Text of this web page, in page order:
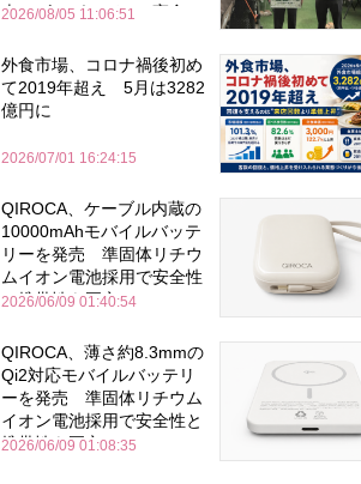
森のビアガーデンで実食
2026/08/05 11:06:51
外食市場、コロナ禍後初め
て2019年超え 5月は3282
億円に
2026/07/01 16:24:15
QIROCA、ケーブル内蔵の
10000mAhモバイルバッテ
リーを発売 準固体リチウ
ムイオン電池採用で安全性
と携帯性を両立
2026/06/09 01:40:54
QIROCA、薄さ約8.3mmの
Qi2対応モバイルバッテリ
ーを発売 準固体リチウム
イオン電池採用で安全性と
携帯性を両立
2026/06/09 01:08:35